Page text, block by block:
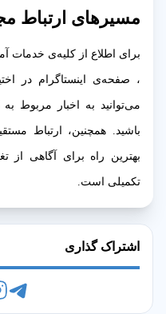
مسیرهای ارتباط
برای اطلاع از کلیه‌ی خدمات
، صفحه‌ی اینستاگرام در
می‌توانید به اخبار مربوط
باشید. همچنین، ارتباط
بهترین راه برای آگاهی از
تکمیلی است.
اشتراک گذاری